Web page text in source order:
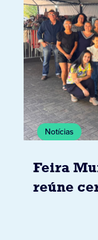
Notícias
Feira
reúne